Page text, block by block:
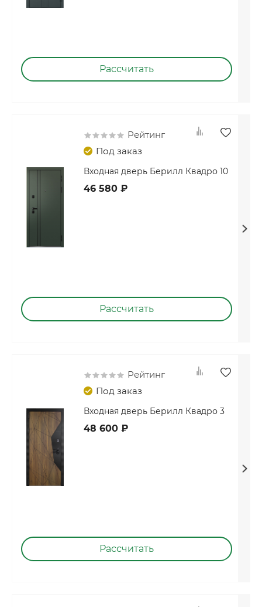
Рассчитать
Рейтинг
Под заказ
Входная дверь Берилл Квадро 10
46 580 ₽
Рассчитать
Рейтинг
Под заказ
Входная дверь Берилл Квадро 3
48 600 ₽
Рассчитать